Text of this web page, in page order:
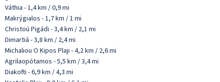
Váthia - 1,4 km / 0,9 mi
Makrýgialos - 1,7 km / 1 mi
Christoú Pigádi - 3,4 km / 2,1 mi
Dimartiá - 3,8 km / 2,4 mi
Michaliou O Kipos Plajı - 4,2 km / 2,6 mi
Agrilaopótamos - 5,5 km / 3,4 mi
Diakofti - 6,9 km / 4,3 mi